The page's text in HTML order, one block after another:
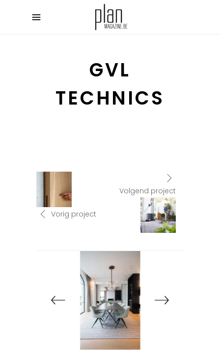
GVL
TECHNICS
Vorig project
Volgend project